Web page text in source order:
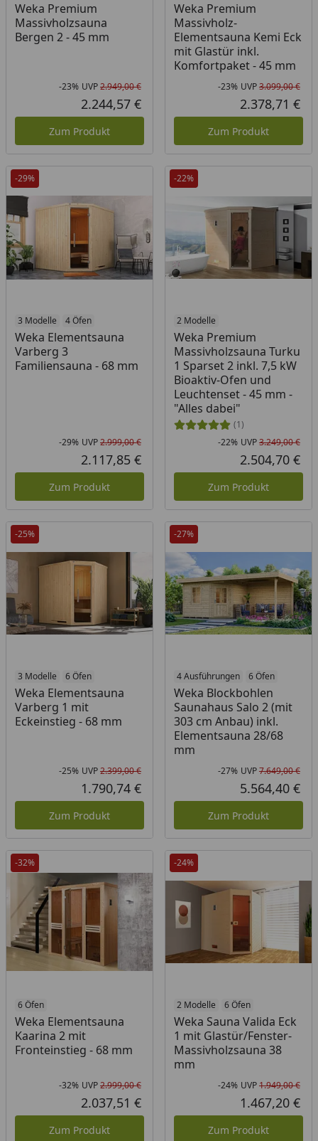
Weka Premium
Massivholzsauna
Bergen 2 - 45 mm
Rabatt in Prozent
-23%
Ursprünglicher Preis
UVP2.949,00 €
Aktueller Preis
2.244,57 €
Zum Produkt
Weka Premium
Massivholz-
Elementsauna Kemi Eck
mit Glastür inkl.
Komfortpaket - 45 mm
-23% UVP3.099,00 €
2.378,71 €
Zum Produkt
-29%
3 Modelle 4 Öfen
Weka Elementsauna
Varberg 3
Familiensauna - 68 mm
Rabatt in Prozent
-29%
Ursprünglicher Preis
UVP2.999,00 €
Aktueller Preis
2.117,85 €
Zum Produkt
-22%
2 Modelle
Weka Premium
Massivholzsauna Turku
1 Sparset 2 inkl. 7,5 kW
Bioaktiv-Ofen und
Leuchtenset - 45 mm -
"Alles dabei"
(1)
-22% UVP3.249,00 €
2.504,70 €
Zum Produkt
-25%
3 Modelle 6 Öfen
Weka Elementsauna
Varberg 1 mit
Eckeinstieg - 68 mm
Rabatt in Prozent
-25%
Ursprünglicher Preis
UVP2.399,00 €
Aktueller Preis
1.790,74 €
Zum Produkt
-27%
4 Ausführungen 6 Öfen
Weka Blockbohlen
Saunahaus Salo 2 (mit
303 cm Anbau) inkl.
Elementsauna 28/68
mm
-27% UVP7.649,00 €
5.564,40 €
Zum Produkt
-32%
6 Öfen
Weka Elementsauna
Kaarina 2 mit
Fronteinstieg - 68 mm
Rabatt in Prozent
-32%
Ursprünglicher Preis
UVP2.999,00 €
Aktueller Preis
2.037,51 €
Zum Produkt
-24%
2 Modelle 6 Öfen
Weka Sauna Valida Eck
1 mit Glastür/Fenster-
Massivholzsauna 38
mm
-24% UVP1.949,00 €
1.467,20 €
Zum Produkt